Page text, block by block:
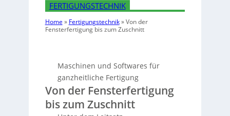
FERTIGUNGSTECHNIK
Home » Fertigungstechnik»Von der
Fensterfertigung bis zum Zuschnitt
Maschinen und Softwares für
ganzheitliche Fertigung
Von der Fensterfertigung
bis zum Zuschnitt